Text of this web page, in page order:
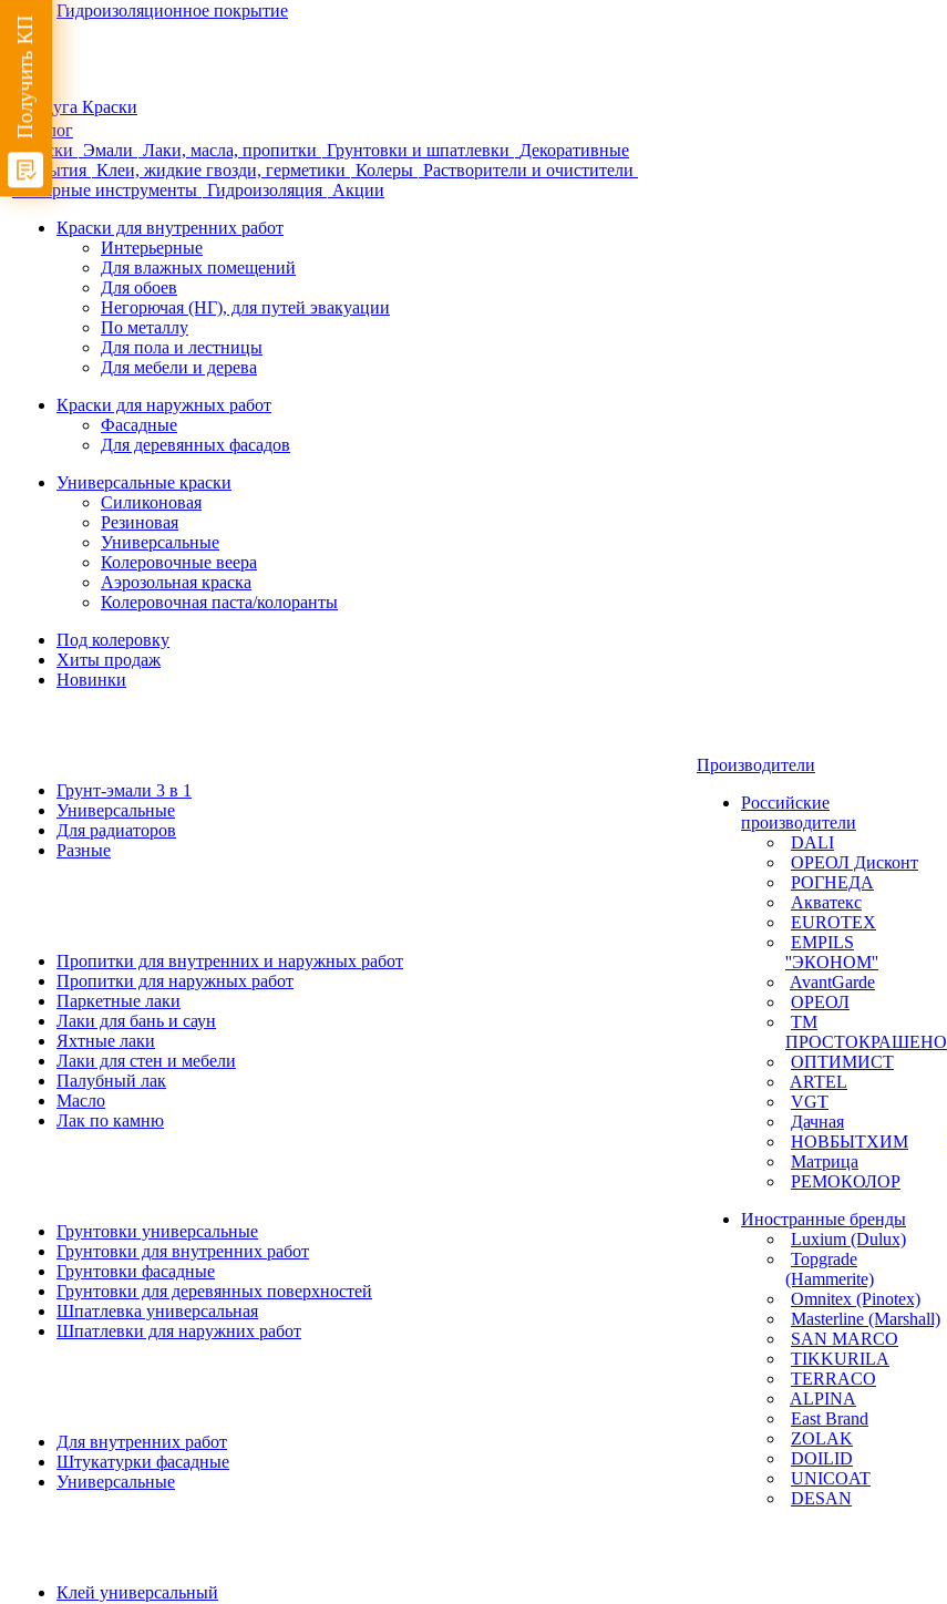
Получить КП
Гидроизоляционное покрытие
Каталог
Краски Эмали Лаки, масла, пропитки Грунтовки и шпатлевки
Декоративные
покрытия Клеи, жидкие гвозди, герметики Колеры Растворители и очистители
Малярные инструменты Гидроизоляция Акции
Краски для внутренних работ
Интерьерные
Для влажных помещений
Для обоев
Негорючая (НГ), для путей эвакуации
По металлу
Для пола и лестницы
Для мебели и дерева
Краски для наружных работ
Фасадные
Для деревянных фасадов
Универсальные краски
Силиконовая
Резиновая
Универсальные
Колеровочные веера
Аэрозольная краска
Колеровочная паста/колоранты
Под колеровку
Хиты продаж
Новинки
Грунт-эмали 3 в 1
Универсальные
Для радиаторов
Разные
Пропитки для внутренних и наружных работ
Пропитки для наружных работ
Паркетные лаки
Лаки для бань и саун
Яхтные лаки
Лаки для стен и мебели
Палубный лак
Масло
Лак по камню
Грунтовки универсальные
Грунтовки для внутренних работ
Грунтовки фасадные
Грунтовки для деревянных поверхностей
Шпатлевка универсальная
Шпатлевки для наружних работ
Для внутренних работ
Штукатурки фасадные
Универсальные
Клей универсальный
Производители
Российские
производители
DALI
ОРЕОЛ Дисконт
РОГНЕДА
Акватекс
EUROTEX
EMPILS
''ЭКОНОМ''
AvantGarde
ОРЕОЛ
ТМ
ПРОСТОКРАШЕНО
ОПТИМИСТ
ARTEL
VGT
Дачная
НОВБЫТХИМ
Матрица
РЕМОКОЛОР
Иностранные бренды
Luxium (Dulux)
Topgrade
(Hammerite)
Omnitex (Pinotex)
Masterline (Marshall)
SAN MARCO
TIKKURILA
TERRACO
ALPINA
East Brand
ZOLAK
DOILID
UNICOAT
DESAN